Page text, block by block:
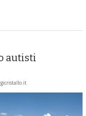
autisti